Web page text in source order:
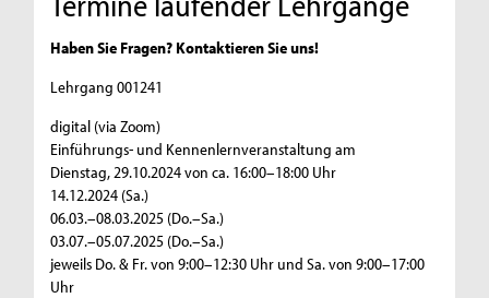
Haben Sie Fragen? Kontaktieren Sie uns!
Lehrgang 001241
digital (via Zoom)
Einführungs- und Kennenlernveranstaltung am
Dienstag, 29.10.2024 von ca. 16:00–18:00 Uhr
14.12.2024 (Sa.)
06.03.–08.03.2025 (Do.–Sa.)
03.07.–05.07.2025 (Do.–Sa.)
jeweils Do. & Fr. von 9:00–12:30 Uhr und Sa. von 9:00–17:00
Uhr